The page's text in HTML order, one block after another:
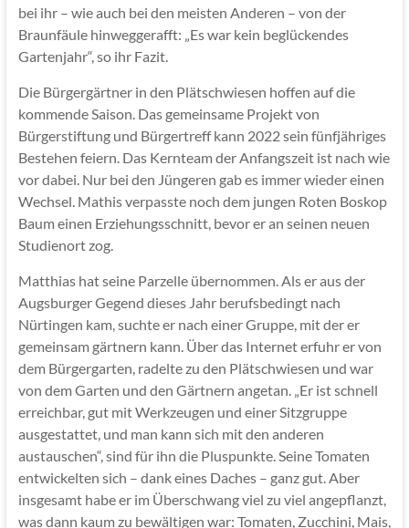
bei ihr – wie auch bei den meisten Anderen – von der
Braunfäule hinweggerafft: „Es war kein beglückendes
Gartenjahr“, so ihr Fazit.
Die Bürgergärtner in den Plätschwiesen hoffen auf die
kommende Saison. Das gemeinsame Projekt von
Bürgerstiftung und Bürgertreff kann 2022 sein fünfjähriges
Bestehen feiern. Das Kernteam der Anfangszeit ist nach wie
vor dabei. Nur bei den Jüngeren gab es immer wieder einen
Wechsel. Mathis verpasste noch dem jungen Roten Boskop
Baum einen Erziehungsschnitt, bevor er an seinen neuen
Studienort zog.
Matthias hat seine Parzelle übernommen. Als er aus der
Augsburger Gegend dieses Jahr berufsbedingt nach
Nürtingen kam, suchte er nach einer Gruppe, mit der er
gemeinsam gärtnern kann. Über das Internet erfuhr er von
dem Bürgergarten, radelte zu den Plätschwiesen und war
von dem Garten und den Gärtnern angetan. „Er ist schnell
erreichbar, gut mit Werkzeugen und einer Sitzgruppe
ausgestattet, und man kann sich mit den anderen
austauschen“, sind für ihn die Pluspunkte. Seine Tomaten
entwickelten sich – dank eines Daches – ganz gut. Aber
insgesamt habe er im Überschwang viel zu viel angepflanzt,
was dann kaum zu bewältigen war: Tomaten, Zucchini, Mais,